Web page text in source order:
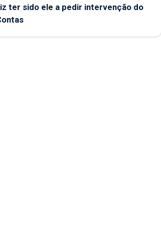
ter sido ele a pedir intervenção do